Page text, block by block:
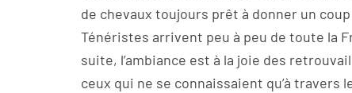
de chevaux toujours prêt à donner un
Ténéristes arrivent peu à peu de toute la
suite, l’ambiance est à la joie des
ceux qui ne se connaissaient qu’à travers